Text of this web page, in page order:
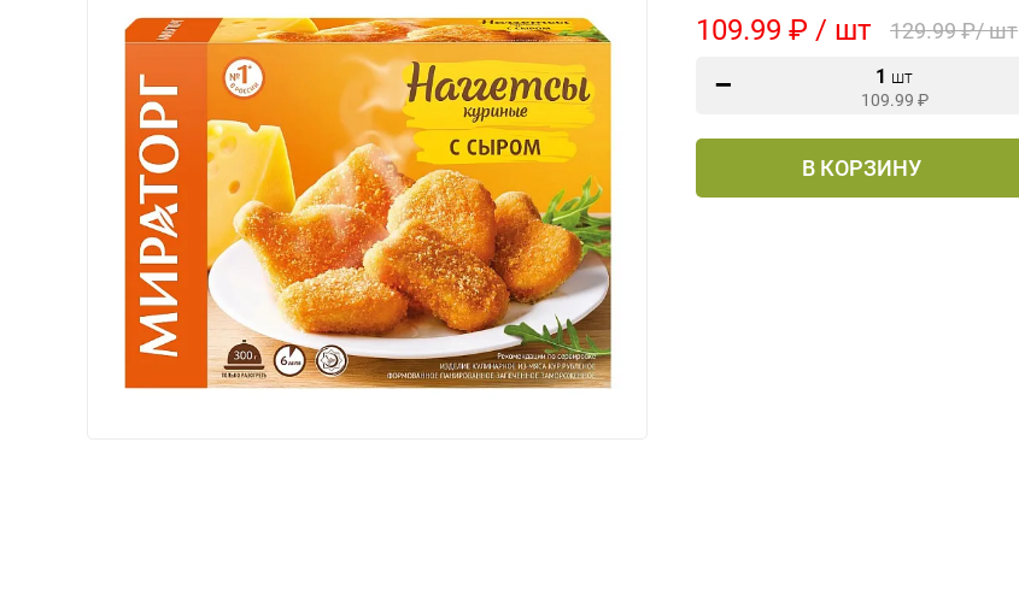
109.99 ₽ / шт 129.99 ₽/ шт
1 шт
109.99 ₽
В КОРЗИНУ